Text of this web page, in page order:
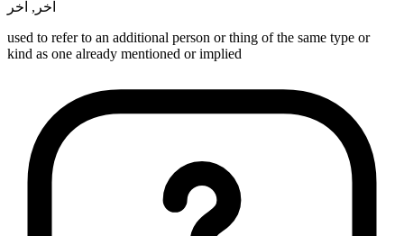
آخر , آخر
used to refer to an additional person or thing of the same type or
kind as one already mentioned or implied